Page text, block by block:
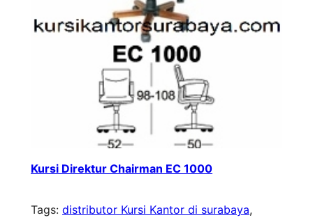
Kursi Direktur Chairman EC 1000
Tags: distributor Kursi Kantor di surabaya